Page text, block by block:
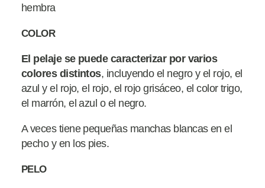
hembra
COLOR
El pelaje se puede caracterizar por varios
colores distintos, incluyendo el negro y el rojo, el
azul y el rojo, el rojo, el rojo grisáceo, el color trigo,
el marrón, el azul o el negro.
A veces tiene pequeñas manchas blancas en el
pecho y en los pies.
PELO